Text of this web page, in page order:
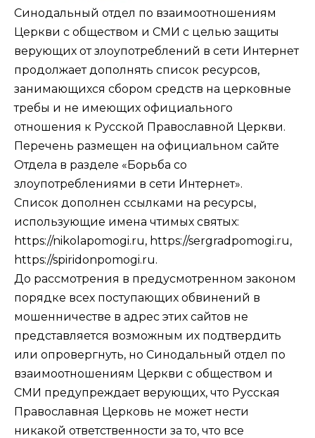
Синодальный отдел по взаимоотношениям
Церкви с обществом и СМИ с целью защиты
верующих от злоупотреблений в сети Интернет
продолжает дополнять список ресурсов,
занимающихся сбором средств на церковные
требы и не имеющих официального
отношения к Русской Православной Церкви.
Перечень размещен на официальном сайте
Отдела в разделе «Борьба со
злоупотреблениями в сети Интернет».
Список дополнен ссылками на ресурсы,
использующие имена чтимых святых:
https://nikolapomogi.ru, https://sergradpomogi.ru,
https://spiridonpomogi.ru.
До рассмотрения в предусмотренном законом
порядке всех поступающих обвинений в
мошенничестве в адрес этих сайтов не
представляется возможным их подтвердить
или опровергнуть, но Синодальный отдел по
взаимоотношениям Церкви с обществом и
СМИ предупреждает верующих, что Русская
Православная Церковь не может нести
никакой ответственности за то, что все